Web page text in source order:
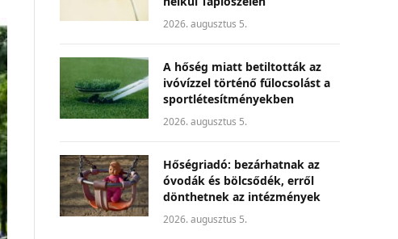
2026. augusztus 5.
A hőség miatt betiltották az
ivóvízzel történő fűlocsolást a
sportlétesítményekben
2026. augusztus 5.
Hőségriadó: bezárhatnak az
óvodák és bölcsődék, erről
dönthetnek az intézmények
2026. augusztus 5.